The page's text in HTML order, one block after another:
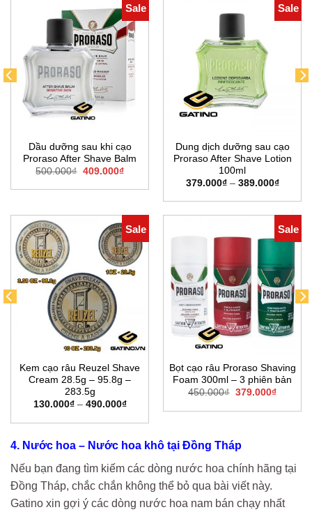
Sale
Dầu dưỡng sau khi cạo
Proraso After Shave Balm
500.000₫ Giá
là:
409.000₫Giá
tại
Sale
Dung dịch dưỡng sau cạo
Proraso After Shave Lotion
100ml
379.000₫ – 389.000₫Khoảng
từ
Sale
Kem cạo râu Reuzel Shave
Cream 28.5g – 95.8g –
283.5g
130.000₫ – 490.000₫Khoảng
từ
490.000₫
Sale
Bọt cạo râu Proraso Shaving
Foam 300ml – 3 phiên bản
450.000₫ Giá
là:
379.000₫Giá
tại
4. Nước hoa – Nước hoa khô tại Đồng Tháp
Nếu bạn đang tìm kiếm các dòng nước hoa chính hãng tại
Đồng Tháp, chắc chắn không thể bỏ qua bài viết này.
Gatino xin gợi ý các dòng nước hoa nam bán chạy nhất